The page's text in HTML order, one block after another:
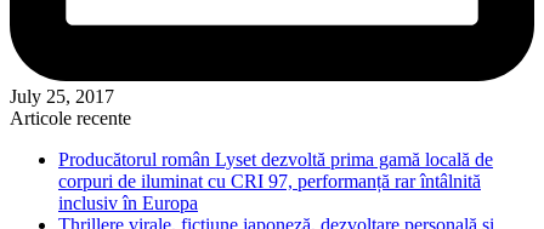
July 25, 2017
Articole recente
Producătorul român Lyset dezvoltă prima gamă locală de
corpuri de iluminat cu CRI 97, performanță rar întâlnită
inclusiv în Europa